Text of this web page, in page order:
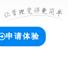
申请体验